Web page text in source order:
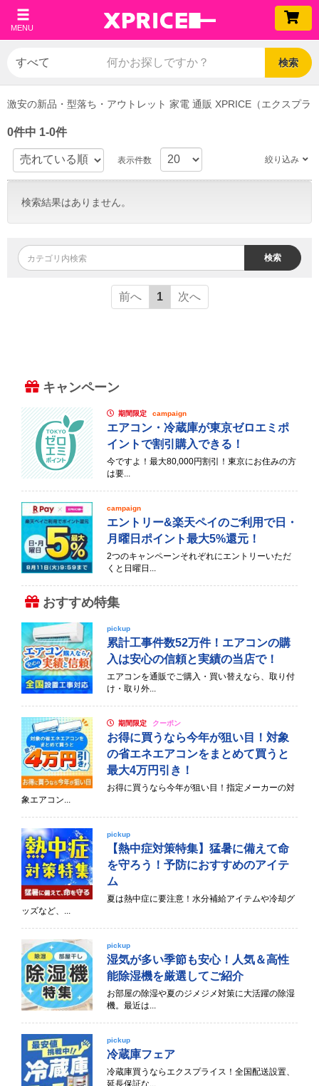
MENU
検索
激安の新品・型落ち・アウトレット 家電 通販 XPRICE（エクスプラ
0件中 1-0件
表示件数 絞り込み
検索結果はありません。
検索
前へ 1 次へ
キャンペーン
期間限定 campaign
エアコン・冷蔵庫が東京ゼロエミポ
イントで割引購入できる！
今ですよ！最大80,000円割引！東京にお住みの方
は要...
campaign
エントリー&楽天ペイのご利用で日・
月曜日ポイント最大5%還元！
2つのキャンペーンそれぞれにエントリーいただ
くと日曜日...
おすすめ特集
pickup
累計工事件数52万件！エアコンの購
入は安心の信頼と実績の当店で！
エアコンを通販でご購入・買い替えなら、取り付
け・取り外...
期間限定 クーポン
お得に買うなら今年が狙い目！対象
の省エネエアコンをまとめて買うと
最大4万円引き！
お得に買うなら今年が狙い目！指定メーカーの対
象エアコン...
pickup
【熱中症対策特集】猛暑に備えて命
を守ろう！予防におすすめのアイテ
ム
夏は熱中症に要注意！水分補給アイテムや冷却グ
ッズなど、...
pickup
湿気が多い季節も安心！人気＆高性
能除湿機を厳選してご紹介
お部屋の除湿や夏のジメジメ対策に大活躍の除湿
機。最近は...
pickup
冷蔵庫フェア
冷蔵庫買うならエクスプライス！全国配送設置、
延長保証な...